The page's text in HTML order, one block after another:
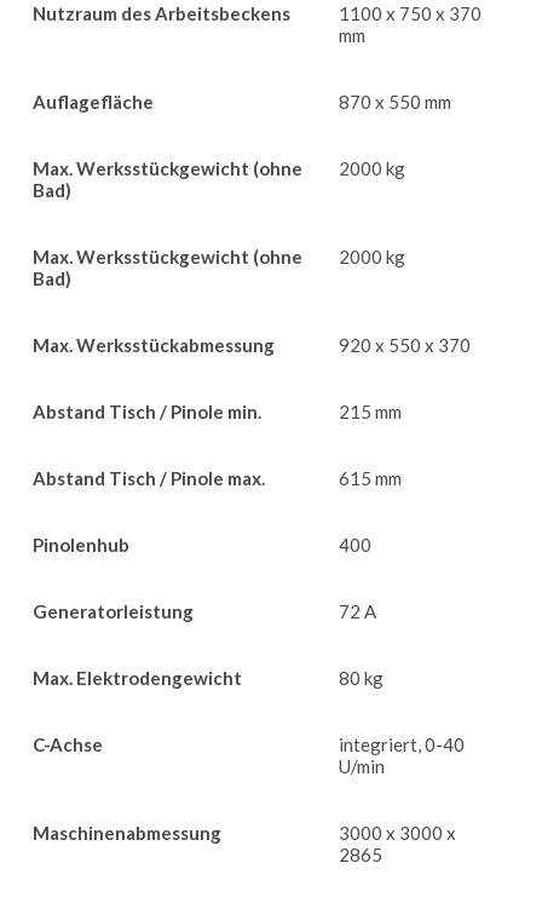
Nutzraum des Arbeitsbeckens
1100 x 750 x 370
mm
Auflagefläche 870 x 550 mm
Max. Werksstückgewicht (ohne
Bad)
2000 kg
Max. Werksstückgewicht (ohne
Bad)
2000 kg
Max. Werksstückabmessung 920 x 550 x 370
Abstand Tisch / Pinole min. 215 mm
Abstand Tisch / Pinole max. 615 mm
Pinolenhub 400
Generatorleistung 72 A
Max. Elektrodengewicht 80 kg
C-Achse
integriert, 0-40
U/min
Maschinenabmessung
3000 x 3000 x
2865